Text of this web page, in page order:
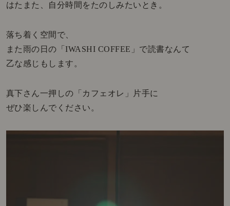
はたまた、自分時間をたのしみたいとき。
落ち着く空間で、
また雨の日の「IWASHI COFFEE」で読書なんて
乙な感じもします。
真下さん一押しの「カフェオレ」片手に
ぜひ楽しんでください。